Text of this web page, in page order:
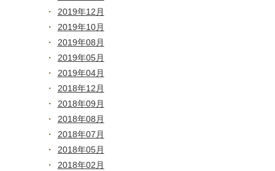
2019年12月
2019年10月
2019年08月
2019年05月
2019年04月
2018年12月
2018年09月
2018年08月
2018年07月
2018年05月
2018年02月